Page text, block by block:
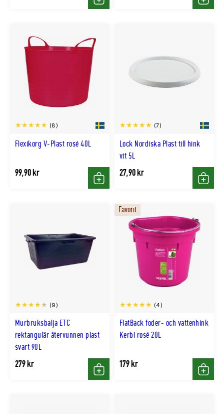
Köp Köp
Flexikorg V-Plast rosé 40L
(8)
99,90 kr
Köp
Lock Nordiska Plast till hink
vit 5L
(7)
27,90 kr
Köp
Murbruksbalja ETC
rektangulär återvunnen plast
svart 90L
(9)
279 kr
Köp
FlatBack foder- och vattenhink
Kerbl rosé 20L
(4)
Favorit
179 kr
Köp